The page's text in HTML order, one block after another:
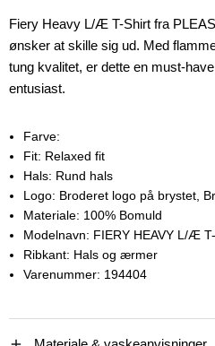
Fiery Heavy L/Æ T-Shirt fra
ønsker at skille sig ud. Med
tung kvalitet, er dette en must-
entusiast.
Farve:
Fit: Relaxed fit
Hals: Rund hals
Logo: Broderet logo på brystet,
Materiale: 100% Bomuld
Modelnavn: FIERY HEAVY L/Æ
Ribkant: Hals og ærmer
Varenummer: 194404